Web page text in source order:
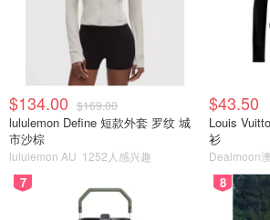
$134.00 $169.00
lululemon Define 短款外套 罗纹 城
市沙棕
lululemon AU 1252人感兴趣
$43.50
Louis
衫
7 8